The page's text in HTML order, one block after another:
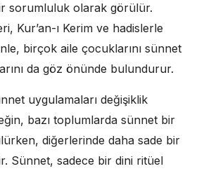
sorumluluk olarak görülür.
Kur’an-ı Kerim ve hadislerle
birçok aile çocuklarını sünnet
da göz önünde bulundurur.
uygulamaları değişiklik
bazı toplumlarda sünnet bir
diğerlerinde daha sade bir
Sünnet, sadece bir dini ritüel